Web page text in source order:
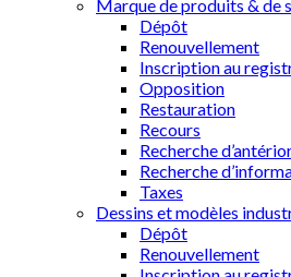
Marque de produits & de
Dépôt
Renouvellement
Inscription au
Opposition
Restauration
Recours
Recherche
Recherche
Taxes
Dessins et modèles
Dépôt
Renouvellement